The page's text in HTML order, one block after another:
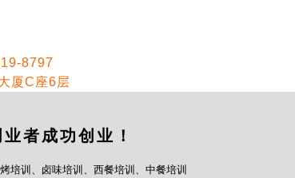
8797
厦C座6层
者成功创业！
培训、卤味培训、西餐培训、中餐培训